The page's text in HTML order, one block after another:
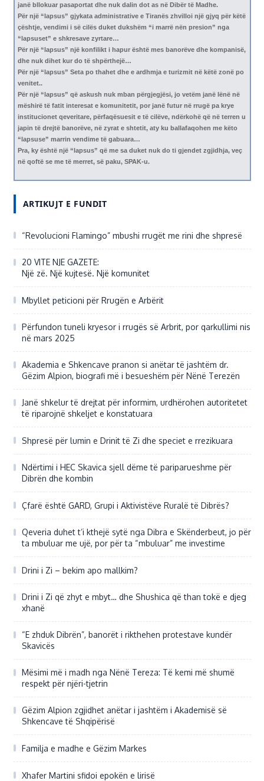
janë bllokuar pasaportat dhe nuk dalin dot as në Dibër të Madhe.
Për një “lapsus” gjykata administrative e Tiranës zhvilloi një gjyq për këtë
çështje, vendimi i së cilës duket dukshëm “i marrë nën presion” nga
“lapsuset” e shkresave zyrtare…
Për një “lapsus” një konfilikt i hapur është mes banorëve dhe kompanisë,
dhe nuk dihet kur do të shpërthejë…
Për një “lapsus” Seta po thahet dhe e ardhmja e turizmit në këtë zonë po
venitet..
Për një “lapsus” që askush nuk mban përgjegjësi, jo vetëm janë lënë në
mëshirë të fatit interesat e komunitetit, por janë futur në rrugë pa krye
institucionet qeveritare, përfaqësuesit e të cilëve, ndërkohë që në terren u
japin të drejtë banorëve, në zyrat e shtetit, aty ku ballafaqohen me këto
“lapsuse” marrin vendime të gabuara…
Pra, ky është një “lapsus” që me sa duket nuk do ti gjendet zgjidhja, veç
në qoftë se me të merret, së paku, SPAK-u.
ARTIKUJT E FUNDIT
“Revolucioni Flamingo” mbushi rrugët me rini dhe shpresë
20 VITE NJE GAZETE:
Një zë. Një kujtesë. Një komunitet
Mbyllet peticioni për Rrugën e Arbërit
Përfundon tuneli kryesor i rrugës së Arbrit, por qarkullimi nis
në mars 2025
Akademia e Shkencave pranon si anëtar të jashtëm dr.
Gëzim Alpion, biografi më i besueshëm për Nënë Terezën
Janë shkelur të drejtat për informim, urdhërohen autoritetet
të riparojnë shkeljet e konstatuara
Shpresë për lumin e Drinit të Zi dhe speciet e rrezikuara
Ndërtimi i HEC Skavica sjell dëme të pariparueshme për
Dibrën dhe kombin
Çfarë është GARD, Grupi i Aktivistëve Ruralë të Dibrës?
Qeveria duhet t’i kthejë sytë nga Dibra e Skënderbeut, jo për
ta mbuluar me ujë, por për ta “mbuluar” me investime
Drini i Zi – bekim apo mallkim?
Drini i Zi që zhyt e mbyt… dhe Shushica që than tokë e djeg
xhanë
“E zhduk Dibrën”, banorët i rikthehen protestave kundër
Skavicës
Mësimi më i madh nga Nënë Tereza: Të kemi më shumë
respekt për njëri-tjetrin
Gëzim Alpion zgjidhet anëtar i jashtëm i Akademisë së
Shkencave të Shqipërisë
Familja e madhe e Gëzim Markes
Xhafer Martini sfidoi epokën e lirisë